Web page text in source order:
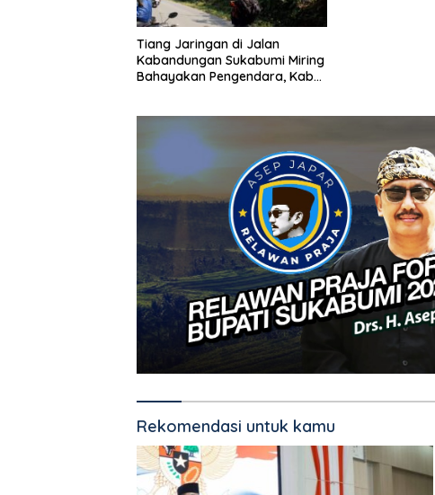
Tiang Jaringan di Jalan
Kabandungan Sukabumi Miring
Bahayakan Pengendara, Kabel
Rekomendasi untuk kamu